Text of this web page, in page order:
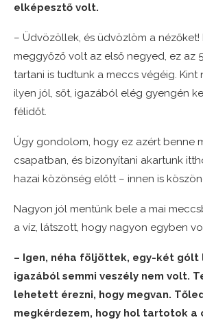
elképesztő volt.
– Üdvözöllek, és üdvözlöm a nézőket!
meggyőző volt az első negyed, ez az
tartani is tudtunk a meccs végéig. Kint
ilyen jól, sőt, igazából elég gyengén
félidőt.
Úgy gondolom, hogy ez azért benne
csapatban, és bizonyítani akartunk
hazai közönség előtt – innen is
Nagyon jól mentünk bele a mai
a víz, látszott, hogy nagyon egyben
– Igen, néha följöttek, egy-két gólt
igazából semmi veszély nem volt.
lehetett érezni, hogy megvan.
megkérdezem, hogy hol tartotok a